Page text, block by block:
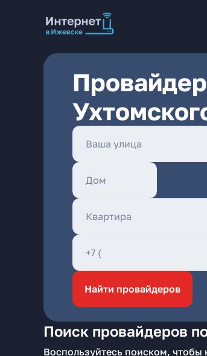
Найти провайдеров
Поиск провайдеров
Воспользуйтесь поиском, чтобы